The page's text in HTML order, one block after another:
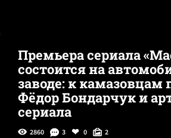
Премьера сериала
состоится на
заводе: к камазовцам
Фёдор Бондарчук и
сериала
2860 3 0 2